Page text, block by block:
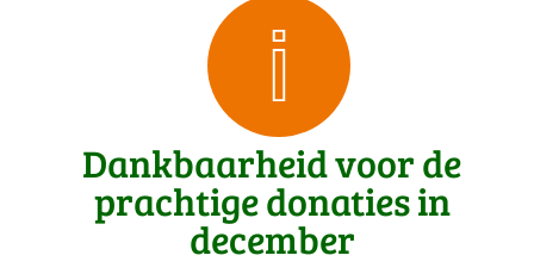
Dankbaarheid voor de
prachtige donaties in
december